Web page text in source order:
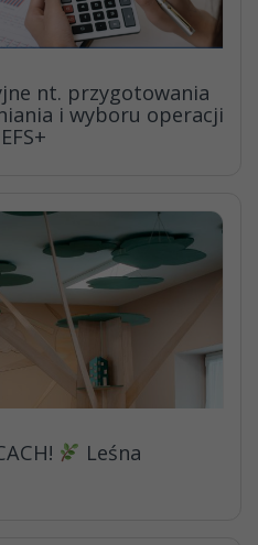
nt. przygotowania
i wyboru operacji
Leśna